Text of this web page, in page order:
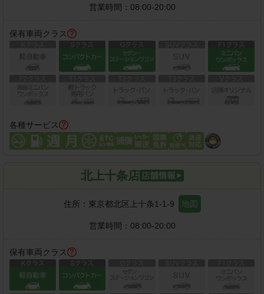
営業時間： 08:00-20:00
保有車両クラス
各種サービス
北上十条店
住所： 東京都北区上十条1-1-9 地図
営業時間： 08:00-20:00
保有車両クラス